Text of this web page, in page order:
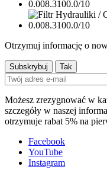
Otrzymuj informację o
Możesz zrezygnować w
szczegóły w naszej
otrzymuje rabat 5% na
Facebook
YouTube
Instagram